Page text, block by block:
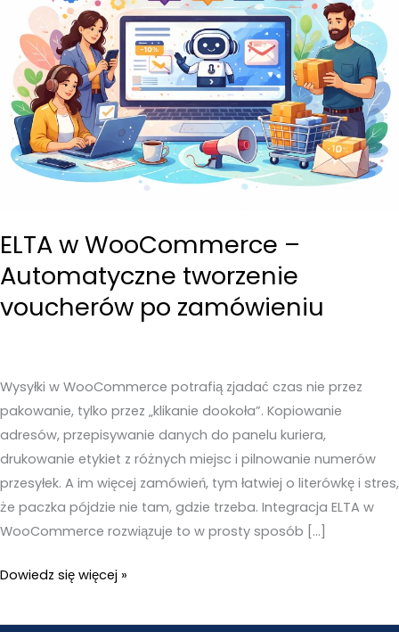
ELTA w WooCommerce –
Automatyczne tworzenie
voucherów po zamówieniu
Wysyłki w WooCommerce potrafią zjadać czas nie przez
pakowanie, tylko przez „klikanie dookoła”. Kopiowanie
adresów, przepisywanie danych do panelu kuriera,
drukowanie etykiet z różnych miejsc i pilnowanie numerów
przesyłek. A im więcej zamówień, tym łatwiej o literówkę i stres,
że paczka pójdzie nie tam, gdzie trzeba. Integracja ELTA w
WooCommerce rozwiązuje to w prosty sposób […]
ELTA
WooCommerce
Dowiedz się więcej »